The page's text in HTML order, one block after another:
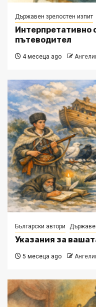
Държавен зрелостен изпит
Интерпретативно
пътеводител
4 месеца ago
Български автори
Указания за
5 месеца ago